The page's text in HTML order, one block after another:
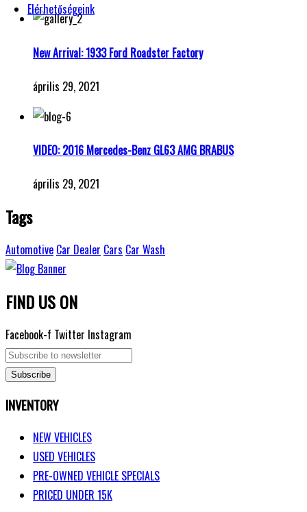
Elérhetőségeink
New Arrival: 1933 Ford Roadster Factory
április 29, 2021
VIDEO: 2016 Mercedes-Benz GL63 AMG BRABUS
április 29, 2021
Tags
Automotive Car Dealer Cars Car Wash
FIND US ON
Facebook-f Twitter Instagram
Subscribe
INVENTORY
NEW VEHICLES
USED VEHICLES
PRE-OWNED VEHICLE SPECIALS
PRICED UNDER 15K